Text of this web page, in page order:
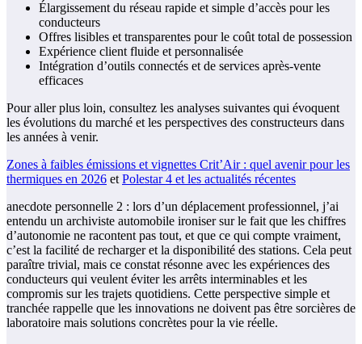
Élargissement du réseau rapide et simple d’accès pour les
conducteurs
Offres lisibles et transparentes pour le coût total de possession
Expérience client fluide et personnalisée
Intégration d’outils connectés et de services après-vente
efficaces
Pour aller plus loin, consultez les analyses suivantes qui évoquent
les évolutions du marché et les perspectives des constructeurs dans
les années à venir.
Zones à faibles émissions et vignettes Crit’Air : quel avenir pour les
thermiques en 2026 et Polestar 4 et les actualités récentes
anecdote personnelle 2 : lors d’un déplacement professionnel, j’ai
entendu un archiviste automobile ironiser sur le fait que les chiffres
d’autonomie ne racontent pas tout, et que ce qui compte vraiment,
c’est la facilité de recharger et la disponibilité des stations. Cela peut
paraître trivial, mais ce constat résonne avec les expériences des
conducteurs qui veulent éviter les arrêts interminables et les
compromis sur les trajets quotidiens. Cette perspective simple et
tranchée rappelle que les innovations ne doivent pas être sorcières de
laboratoire mais solutions concrètes pour la vie réelle.